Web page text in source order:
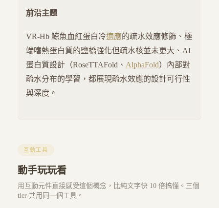
前沿主題
VR-Hb 鯨魚血紅蛋白冷適應的疏水效應修飾、極
端嗜熱蛋白質的鹽橋強化但疏水核並未更大、AI
蛋白質設計（RoseTTAFold、 AlphaFold）內部對
疏水分布的學習，都展現疏水效應的設計可行性
與深度。
互動工具
動手玩玩看
用互動元件直接感受這個概念，比純文字快 10 倍搞懂。三個
tier 共用同一個工具。